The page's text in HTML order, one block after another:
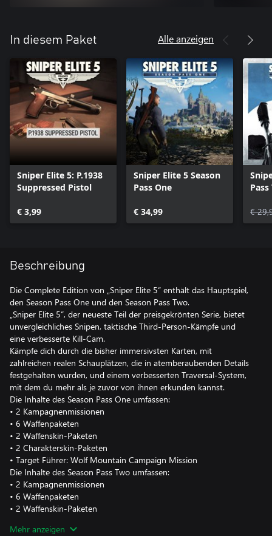
In diesem Paket Alle anzeigen
Sniper Elite 5: P.1938
Suppressed Pistol
€ 3,99
Sniper Elite 5 Season
Pass One
€ 34,99 €
Beschreibung
Die Complete Edition von „Sniper Elite 5“ enthält das Hauptspiel,
den Season Pass One und den Season Pass Two.
„Sniper Elite 5“, der neueste Teil der preisgekrönten Serie, bietet
unvergleichliches Snipen, taktische Third-Person-Kämpfe und
eine verbesserte Kill-Cam.
Kämpfe dich durch die bisher immersivsten Karten, mit
zahlreichen realen Schauplätzen, die in atemberaubenden Details
festgehalten wurden, und einem verbesserten Traversal-System,
mit dem du mehr als je zuvor von ihnen erkunden kannst.
Die Inhalte des Season Pass One umfassen:
• 2 Kampagnenmissionen
• 6 Waffenpaketen
• 2 Waffenskin-Paketen
• 2 Charakterskin-Paketen
• Target Führer: Wolf Mountain Campaign Mission
Die Inhalte des Season Pass Two umfassen:
• 2 Kampagnenmissionen
• 6 Waffenpaketen
• 2 Waffenskin-Paketen
Mehr anzeigen